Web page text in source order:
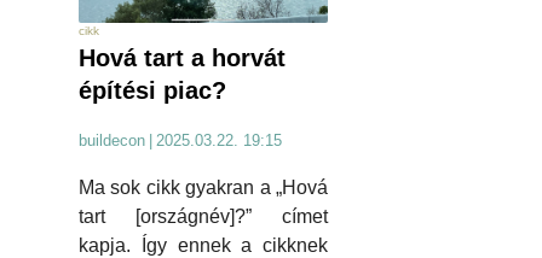
cikk
Hová tart a horvát
építési piac?
buildecon 2025.03.22. 19:15
Ma sok cikk gyakran a „Hová
tart [országnév]?” címet
kapja. Így ennek a cikknek